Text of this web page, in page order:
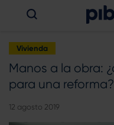
Vivienda
Manos a la obra:
para una reforma?
12 agosto 2019